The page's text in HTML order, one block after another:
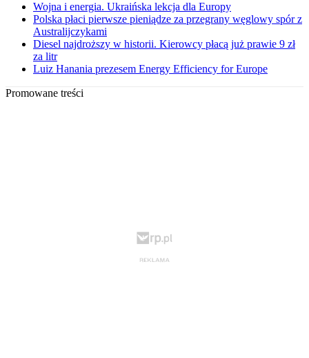
Wojna i energia. Ukraińska lekcja dla Europy
Polska płaci pierwsze pieniądze za przegrany węglowy spór z
Australijczykami
Diesel najdroższy w historii. Kierowcy płacą już prawie 9 zł
za litr
Luiz Hanania prezesem Energy Efficiency for Europe
Promowane treści